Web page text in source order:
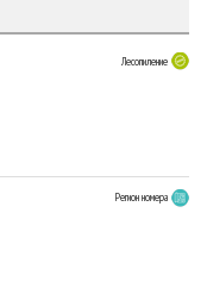
Лесопиление
Регион номера